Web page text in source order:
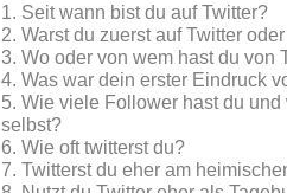
1. Seit wann bist du auf Twitter?
2. Warst du zuerst auf Twitter
3. Wo oder von wem hast du von
4. Was war dein erster Eindruck
5. Wie viele Follower hast du
selbst?
6. Wie oft twitterst du?
7. Twitterst du eher am